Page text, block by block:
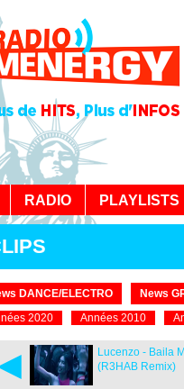
RADIO PLAYLISTS
DANCE/ELECTRO News
2020
Années 2010
Lucenzo - Baila
(R3HAB Remix)